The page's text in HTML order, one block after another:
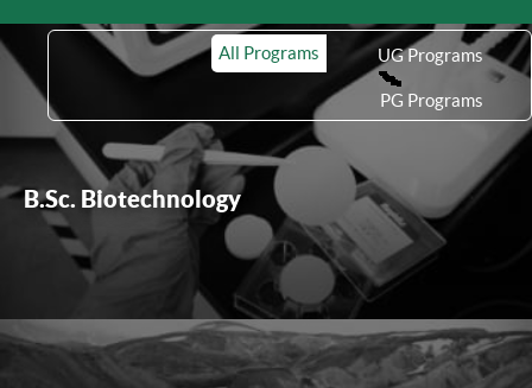
All Programs UG Programs
PG Programs
B.Sc. Biotechnology